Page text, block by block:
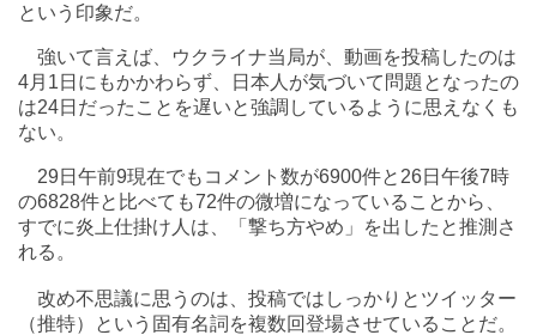
という印象だ。
強いて言えば、ウクライナ当局が、動画を投稿したのは
4月1日にもかかわらず、日本人が気づいて問題となったの
は24日だったことを遅いと強調しているように思えなくも
ない。
29日午前9現在でもコメント数が6900件と26日午後7時
の6828件と比べても72件の微増になっていることから、
すでに炎上仕掛け人は、「撃ち方やめ」を出したと推測さ
れる。
改め不思議に思うのは、投稿ではしっかりとツイッター
（推特）という固有名詞を複数回登場させていることだ。